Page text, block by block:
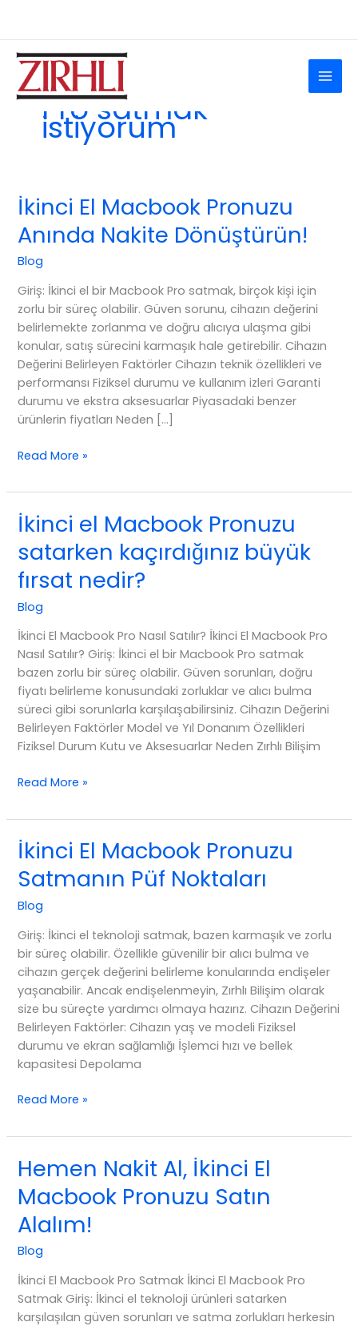
İkinci el Macbook
Pro satmak
istiyorum
İkinci El Macbook Pronuzu
Anında Nakite Dönüştürün!
Blog
Giriş: İkinci el bir Macbook Pro satmak, birçok kişi için
zorlu bir süreç olabilir. Güven sorunu, cihazın değerini
belirlemekte zorlanma ve doğru alıcıya ulaşma gibi
konular, satış sürecini karmaşık hale getirebilir. Cihazın
Değerini Belirleyen Faktörler Cihazın teknik özellikleri ve
performansı Fiziksel durumu ve kullanım izleri Garanti
durumu ve ekstra aksesuarlar Piyasadaki benzer
ürünlerin fiyatları Neden […]
İkinci
Macbook
Pronuzu
Anında
Nakite
Dönüştürün!
Read More »
İkinci el Macbook Pronuzu
satarken kaçırdığınız büyük
fırsat nedir?
Blog
İkinci El Macbook Pro Nasıl Satılır? İkinci El Macbook Pro
Nasıl Satılır? Giriş: İkinci el bir Macbook Pro satmak
bazen zorlu bir süreç olabilir. Güven sorunları, doğru
fiyatı belirleme konusundaki zorluklar ve alıcı bulma
süreci gibi sorunlarla karşılaşabilirsiniz. Cihazın Değerini
Belirleyen Faktörler Model ve Yıl Donanım Özellikleri
Fiziksel Durum Kutu ve Aksesuarlar Neden Zırhlı Bilişim
İkinci
Macbook
Pronuzu
satarken
kaçırdığınız
fırsat
nedir?
Read More »
İkinci El Macbook Pronuzu
Satmanın Püf Noktaları
Blog
Giriş: İkinci el teknoloji satmak, bazen karmaşık ve zorlu
bir süreç olabilir. Özellikle güvenilir bir alıcı bulma ve
cihazın gerçek değerini belirleme konularında endişeler
yaşanabilir. Ancak endişelenmeyin, Zırhlı Bilişim olarak
size bu süreçte yardımcı olmaya hazırız. Cihazın Değerini
Belirleyen Faktörler: Cihazın yaş ve modeli Fiziksel
durumu ve ekran sağlamlığı İşlemci hızı ve bellek
kapasitesi Depolama
İkinci
Macbook
Satmanın
Püf
Noktaları
Read More »
Hemen Nakit Al, İkinci El
Macbook Pronuzu Satın
Alalım!
Blog
İkinci El Macbook Pro Satmak İkinci El Macbook Pro
Satmak Giriş: İkinci el teknoloji ürünleri satarken
karşılaşılan güven sorunları ve satma zorlukları herkesin